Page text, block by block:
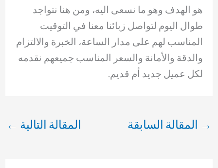
هو الهدف وهو ما نسعى اليه، ومن هنا نتواجد
طوال اليوم لتواصل زبائنا معنا في التوقيت
المناسب لهم على مدار الساعة، الخبرة والالتزام
والدقة والأمانة والسعر المناسب جميعهم نقدمه
لكل عميل جديد أم قديم.
→ المقالة السابقة المقالة التالية ←